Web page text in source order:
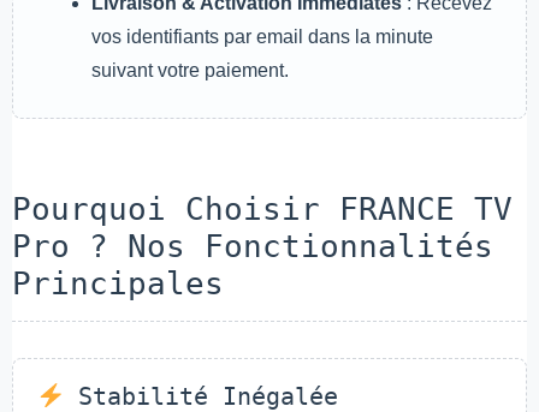
vos identifiants par email dans la minute
suivant votre paiement.
Pourquoi Choisir FRANCE TV
Pro ? Nos Fonctionnalités
Principales
Stabilité Inégalée